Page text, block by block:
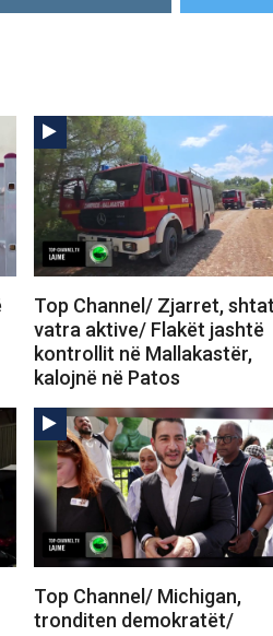
Top Channel/ Zjarret,
vatra aktive/ Flakët jashtë
kontrollit në Mallakastër,
kalojnë në Patos
Top Channel/ Michigan,
tronditen demokratët/